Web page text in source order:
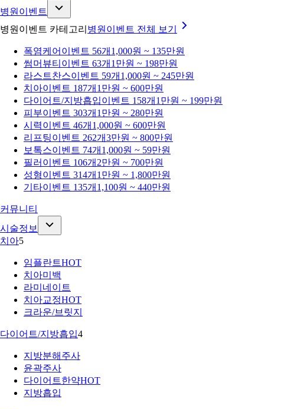
병원이벤트
병원이벤트 카테고리 병원이벤트 전체 보기
폭염케어 이벤트 56개 1,000원 ~ 135만원
썸머뷰티 이벤트 63개 1만원 ~ 198만원
라스트찬스이벤트 59개 1,000원 ~ 245만원
치아이벤트 187개 1만원 ~ 600만원
다이어트/지방흡입이벤트 158개 1만원 ~ 199만원
피부이벤트 303개 1만원 ~ 280만원
시력이벤트 46개 1,000원 ~ 600만원
리프팅이벤트 262개3만원 ~ 800만원
보톡스이벤트 74개 1,000원 ~ 59만원
필러 이벤트 106개 2만원 ~ 700만원
성형이벤트 314개 1만원 ~ 1,800만원
기타이벤트 135개 1,100원 ~ 440만원
커뮤니티
시술정보
치아5
임플란트HOT
치아미백
라미네이트
치아교정HOT
크라운/브릿지
다이어트/지방흡입4
지방분해주사
윤곽주사
다이어트한약HOT
지방흡입